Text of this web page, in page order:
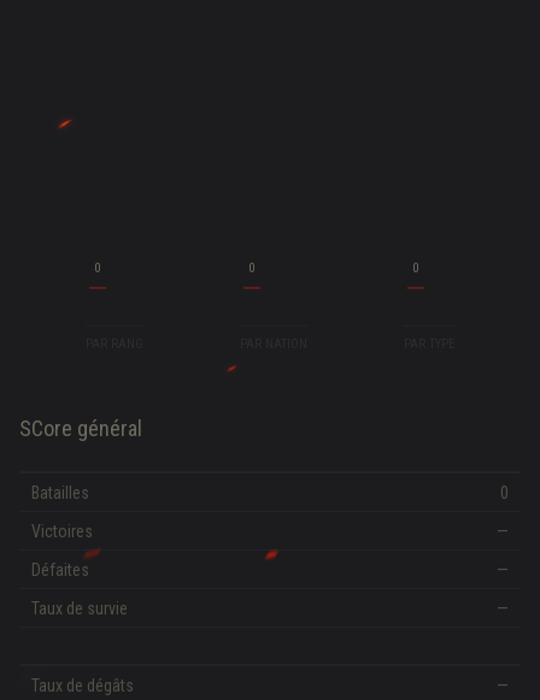
0 0 0
SCore général
Batailles
0
Victoires
—
Défaites
—
Taux de survie
—
Taux de dégâts
—